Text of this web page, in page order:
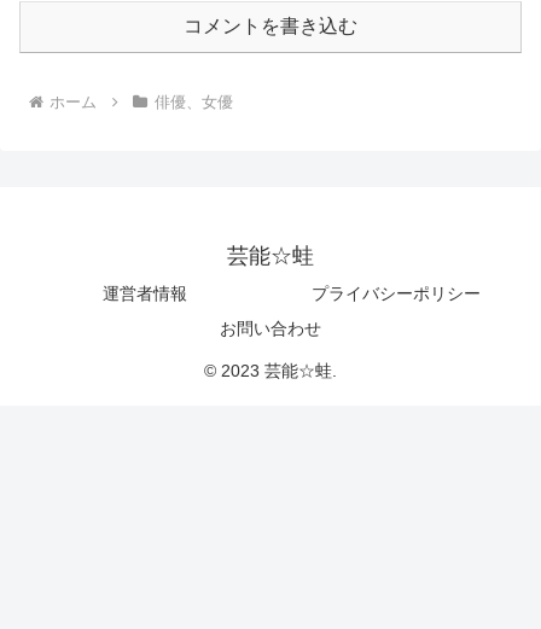
コメントを書き込む
ホーム 俳優、女優
芸能☆蛙
運営者情報
プライバシーポリシー
お問い合わせ
© 2023 芸能☆蛙.